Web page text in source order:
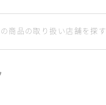
の商品の取り扱い店舗を探す